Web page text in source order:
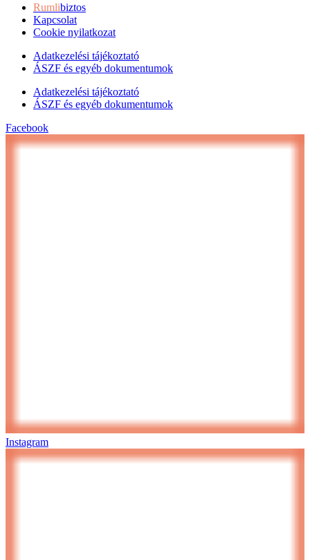
Rumlibiztos
Kapcsolat
Cookie nyilatkozat
Adatkezelési tájékoztató
ÁSZF és egyéb dokumentumok
Adatkezelési tájékoztató
ÁSZF és egyéb dokumentumok
Facebook
Instagram